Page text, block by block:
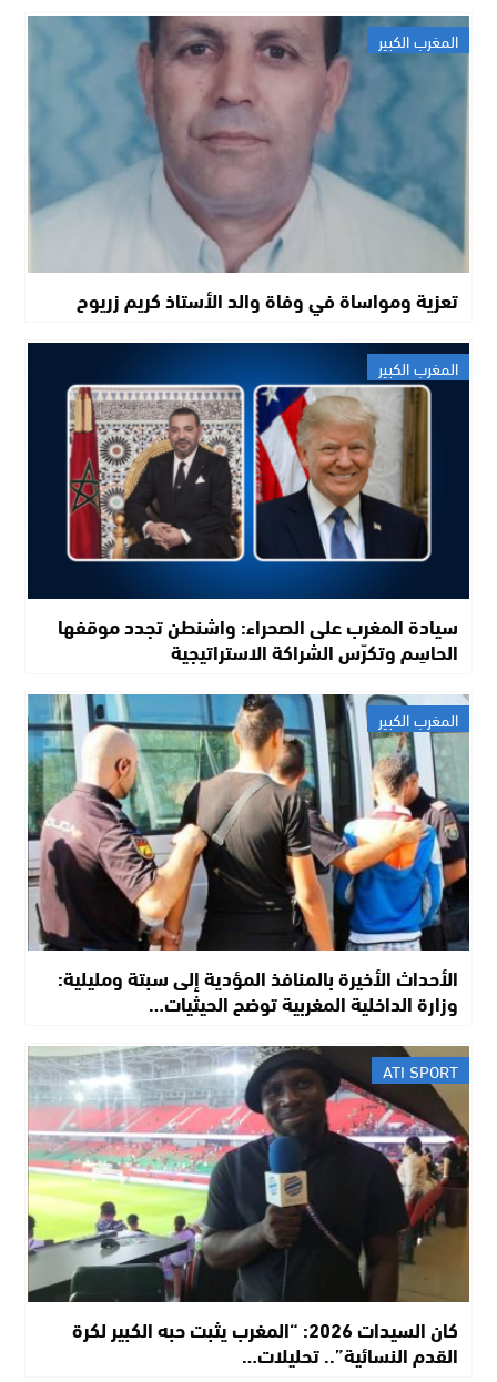
المغرب الكبير
تعزية ومواساة في وفاة والد الأستاذ كريم زريوح
المغرب الكبير
سيادة المغرب على الصحراء: واشنطن تجدد موقفها
الحاسِم وتكرّس الشراكة الاستراتيجية
المغرب الكبير
الأحداث الأخيرة بالمنافذ المؤدية إلى سبتة ومليلية:
وزارة الداخلية المغربية توضح الحيثيات…
ATI SPORT
​كان السيدات 2026: “المغرب يثبت حبه الكبير لكرة
القدم النسائية”.. تحليلات…